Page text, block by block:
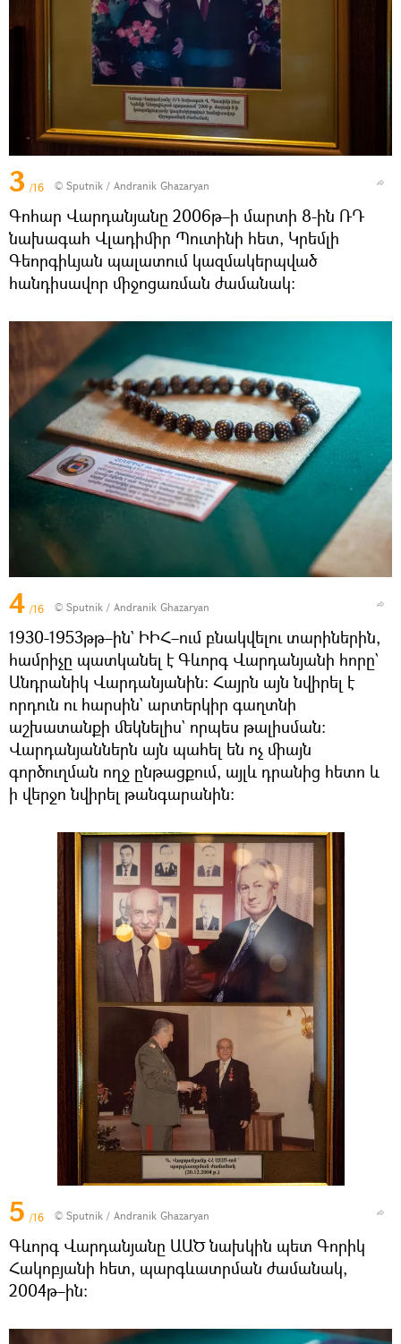
3 /16 © Sputnik / Andranik Ghazaryan
Գոհար Վարդանյանը 2006թ–ի մարտի 8-ին ՌԴ
նախագահ Վլադիմիր Պուտինի հետ, Կրեմլի
Գեորգիևյան պալատում կազմակերպված
հանդիսավոր միջոցառման ժամանակ։
4 /16 © Sputnik / Andranik Ghazaryan
1930-1953թթ–ին` ԻԻՀ–ում բնակվելու տարիներին,
համրիչը պատկանել է Գևորգ Վարդանյանի հորը`
Անդրանիկ Վարդանյանին։ Հայրն այն նվիրել է
որդուն ու հարսին` արտերկիր գաղտնի
աշխատանքի մեկնելիս` որպես թալիսման։
Վարդանյաններն այն պահել են ոչ միայն
գործուղման ողջ ընթացքում, այլև դրանից հետո և
ի վերջո նվիրել թանգարանին։
5 /16 © Sputnik / Andranik Ghazaryan
Գևորգ Վարդանյանը ԱԱԾ նախկին պետ Գորիկ
Հակոբյանի հետ, պարգևատրման ժամանակ,
2004թ–ին։